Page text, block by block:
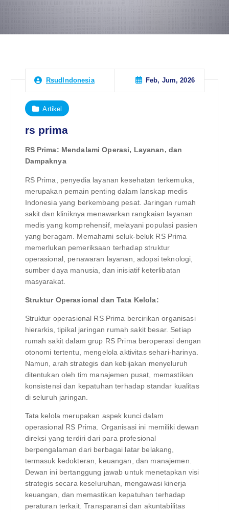
RsudIndonesia Feb, Jum, 2026
Artikel
rs prima
RS Prima: Mendalami Operasi, Layanan, dan
Dampaknya
RS Prima, penyedia layanan kesehatan terkemuka,
merupakan pemain penting dalam lanskap medis
Indonesia yang berkembang pesat. Jaringan rumah
sakit dan kliniknya menawarkan rangkaian layanan
medis yang komprehensif, melayani populasi pasien
yang beragam. Memahami seluk-beluk RS Prima
memerlukan pemeriksaan terhadap struktur
operasional, penawaran layanan, adopsi teknologi,
sumber daya manusia, dan inisiatif keterlibatan
masyarakat.
Struktur Operasional dan Tata Kelola:
Struktur operasional RS Prima bercirikan organisasi
hierarkis, tipikal jaringan rumah sakit besar. Setiap
rumah sakit dalam grup RS Prima beroperasi dengan
otonomi tertentu, mengelola aktivitas sehari-harinya.
Namun, arah strategis dan kebijakan menyeluruh
ditentukan oleh tim manajemen pusat, memastikan
konsistensi dan kepatuhan terhadap standar kualitas
di seluruh jaringan.
Tata kelola merupakan aspek kunci dalam
operasional RS Prima. Organisasi ini memiliki dewan
direksi yang terdiri dari para profesional
berpengalaman dari berbagai latar belakang,
termasuk kedokteran, keuangan, dan manajemen.
Dewan ini bertanggung jawab untuk menetapkan visi
strategis secara keseluruhan, mengawasi kinerja
keuangan, dan memastikan kepatuhan terhadap
peraturan terkait. Transparansi dan akuntabilitas